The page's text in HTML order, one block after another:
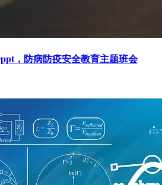
，防病防疫安全教育主题班会